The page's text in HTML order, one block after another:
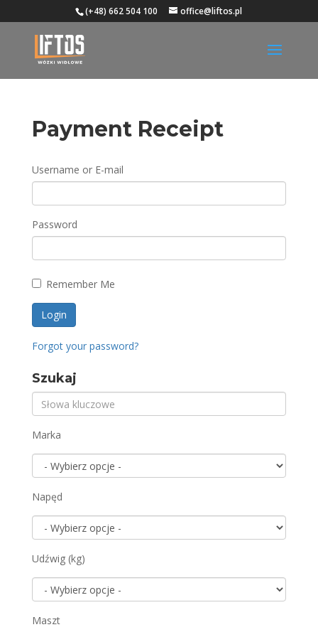
(+48) 662 504 100 office@liftos.pl
Payment Receipt
Username or E-mail
Password
Remember Me
Forgot your password?
Szukaj
Marka
Napęd
Udźwig (kg)
Maszt